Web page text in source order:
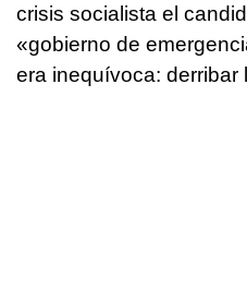
crisis socialista el
«gobierno de
era inequívoca: derribar